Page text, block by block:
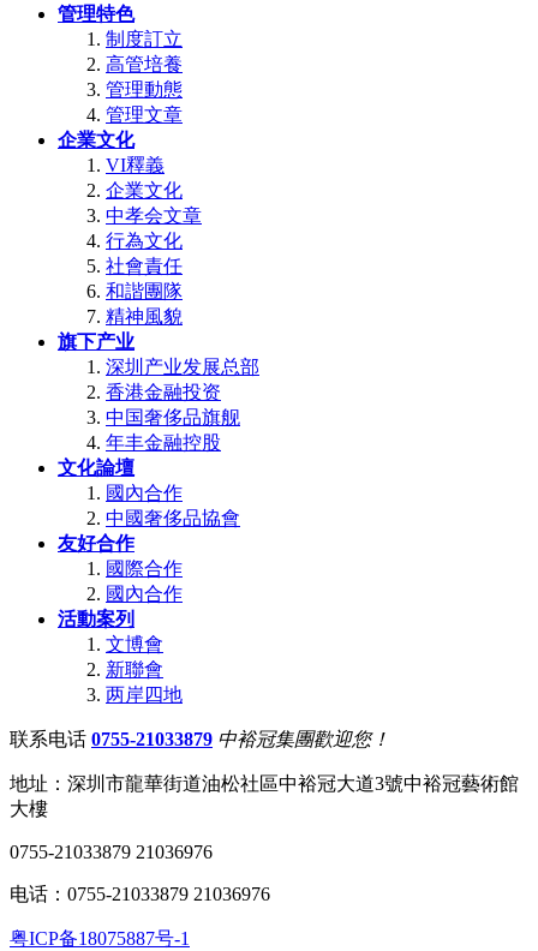
管理特色
制度訂立
高管培養
管理動態
管理文章
企業文化
VI釋義
企業文化
中孝会文章
行為文化
社會責任
和諧團隊
精神風貌
旗下产业
深圳产业发展总部
香港金融投资
中国奢侈品旗舰
年丰金融控股
文化論壇
國內合作
中國奢侈品協會
友好合作
國際合作
國內合作
活動案列
文博會
新聯會
两岸四地
联系电话 0755-21033879 中裕冠集團歡迎您！
地址：深圳市龍華街道油松社區中裕冠大道3號中裕冠藝術館
大樓
0755-21033879 21036976
电话：0755-21033879 21036976
粤ICP备18075887号-1